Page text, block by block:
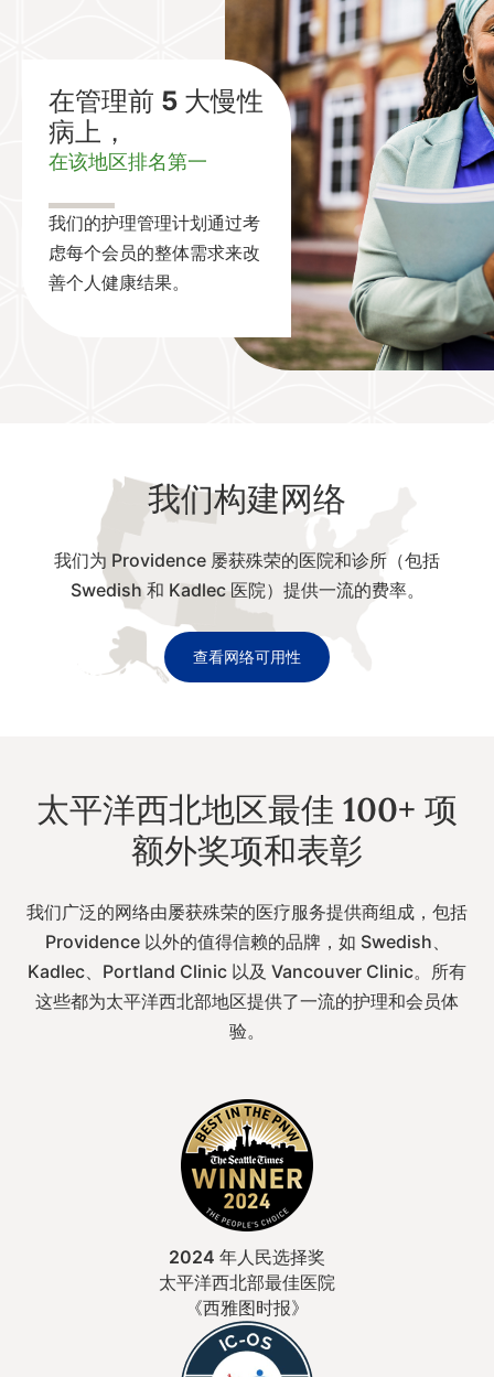
在管理前 5 大慢性
病上，
在该地区排名第一
我们的护理管理计划通过考
虑每个会员的整体需求来改
善个人健康结果。
我们构建网络
我们为 Providence 屡获殊荣的医院和诊所（包括
Swedish 和 Kadlec 医院）提供一流的费率。
查看网络可用性
太平洋西北地区最佳 100+ 项
额外奖项和表彰
我们广泛的网络由屡获殊荣的医疗服务提供商组成，包括
Providence 以外的值得信赖的品牌，如 Swedish、
Kadlec、Portland Clinic 以及 Vancouver Clinic。所有
这些都为太平洋西北部地区提供了一流的护理和会员体
验。
2024 年人民选择奖
太平洋西北部最佳医院
《西雅图时报》